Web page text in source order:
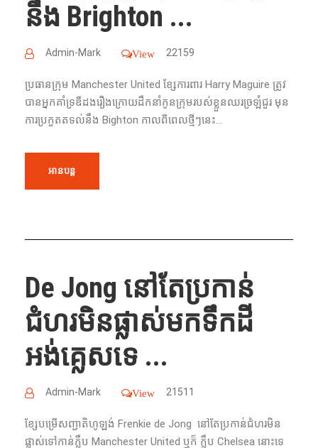
នឹង​ Brighton ...
Admin-Mark View 22159
ប្រធាន​ក្រុម​ Manchester United ខ្សែការពារ​ Harry Maguire ត្រូវ​
បាន​អ្នកគាំទ្រ​ឌឺ​ដង​រឿង​ក្រោយដឹក​នាំ​កូន​ក្រុម​របស់​ខ្លួន​ឈរ​ច្រឡំ​ជួរ​ មុន​
ការ​ប្រកួត​តទល់នឹង​ Bighton កាល​ពី​ពេលថ្មីៗនេះ...
អានបន្ត
De Jong នៅ​តែ​ប្រកាន់
ជំហរមិនផ្លាស់មកទឹកដី
អង់គ្លេសទេ ...
Admin-Mark View 21511
ខ្សែ​បម្រើសញ្ជាតិហូឡង់​ Frenkie de Jong ​​ នៅតែប្រកាន់ជំហរមិន
ផ្លាស់ទៅ​កាន់​ក្លឹប​ Manchester United ឬ​ក៏​ ក្លឹប​ Chelsea នោះ​ទេ​